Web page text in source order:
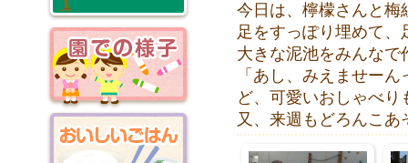
森の舎クラブ
園での様子
今日は、檸檬さんと梅
足をすっぽり埋めて、
大きな泥池をみんなで
「あし、みえませー
ど、可愛いおしゃべり
又、来週もどろんこ